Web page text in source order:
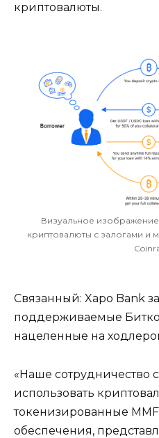
криптовалюты.
Визуальное
криптовалюты с залогами и
Связанный: Xapo Bank
поддерживаемые
нацеленные на
«Наше сотрудничество
использовать
токенизированные MMF
обеспечения,